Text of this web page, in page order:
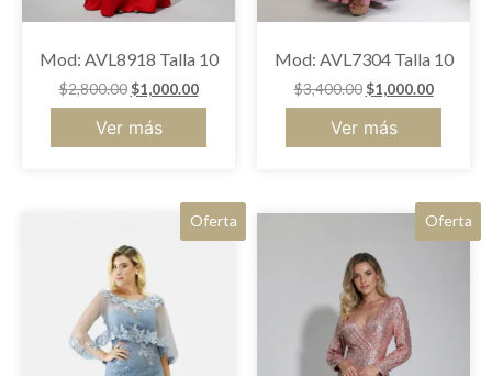
Mod: AVL8918 Talla 10
$2,800.00 $1,000.00
Ver más
Mod: AVL7304 Talla 10
$3,400.00 $1,000.00
Ver más
Oferta Oferta